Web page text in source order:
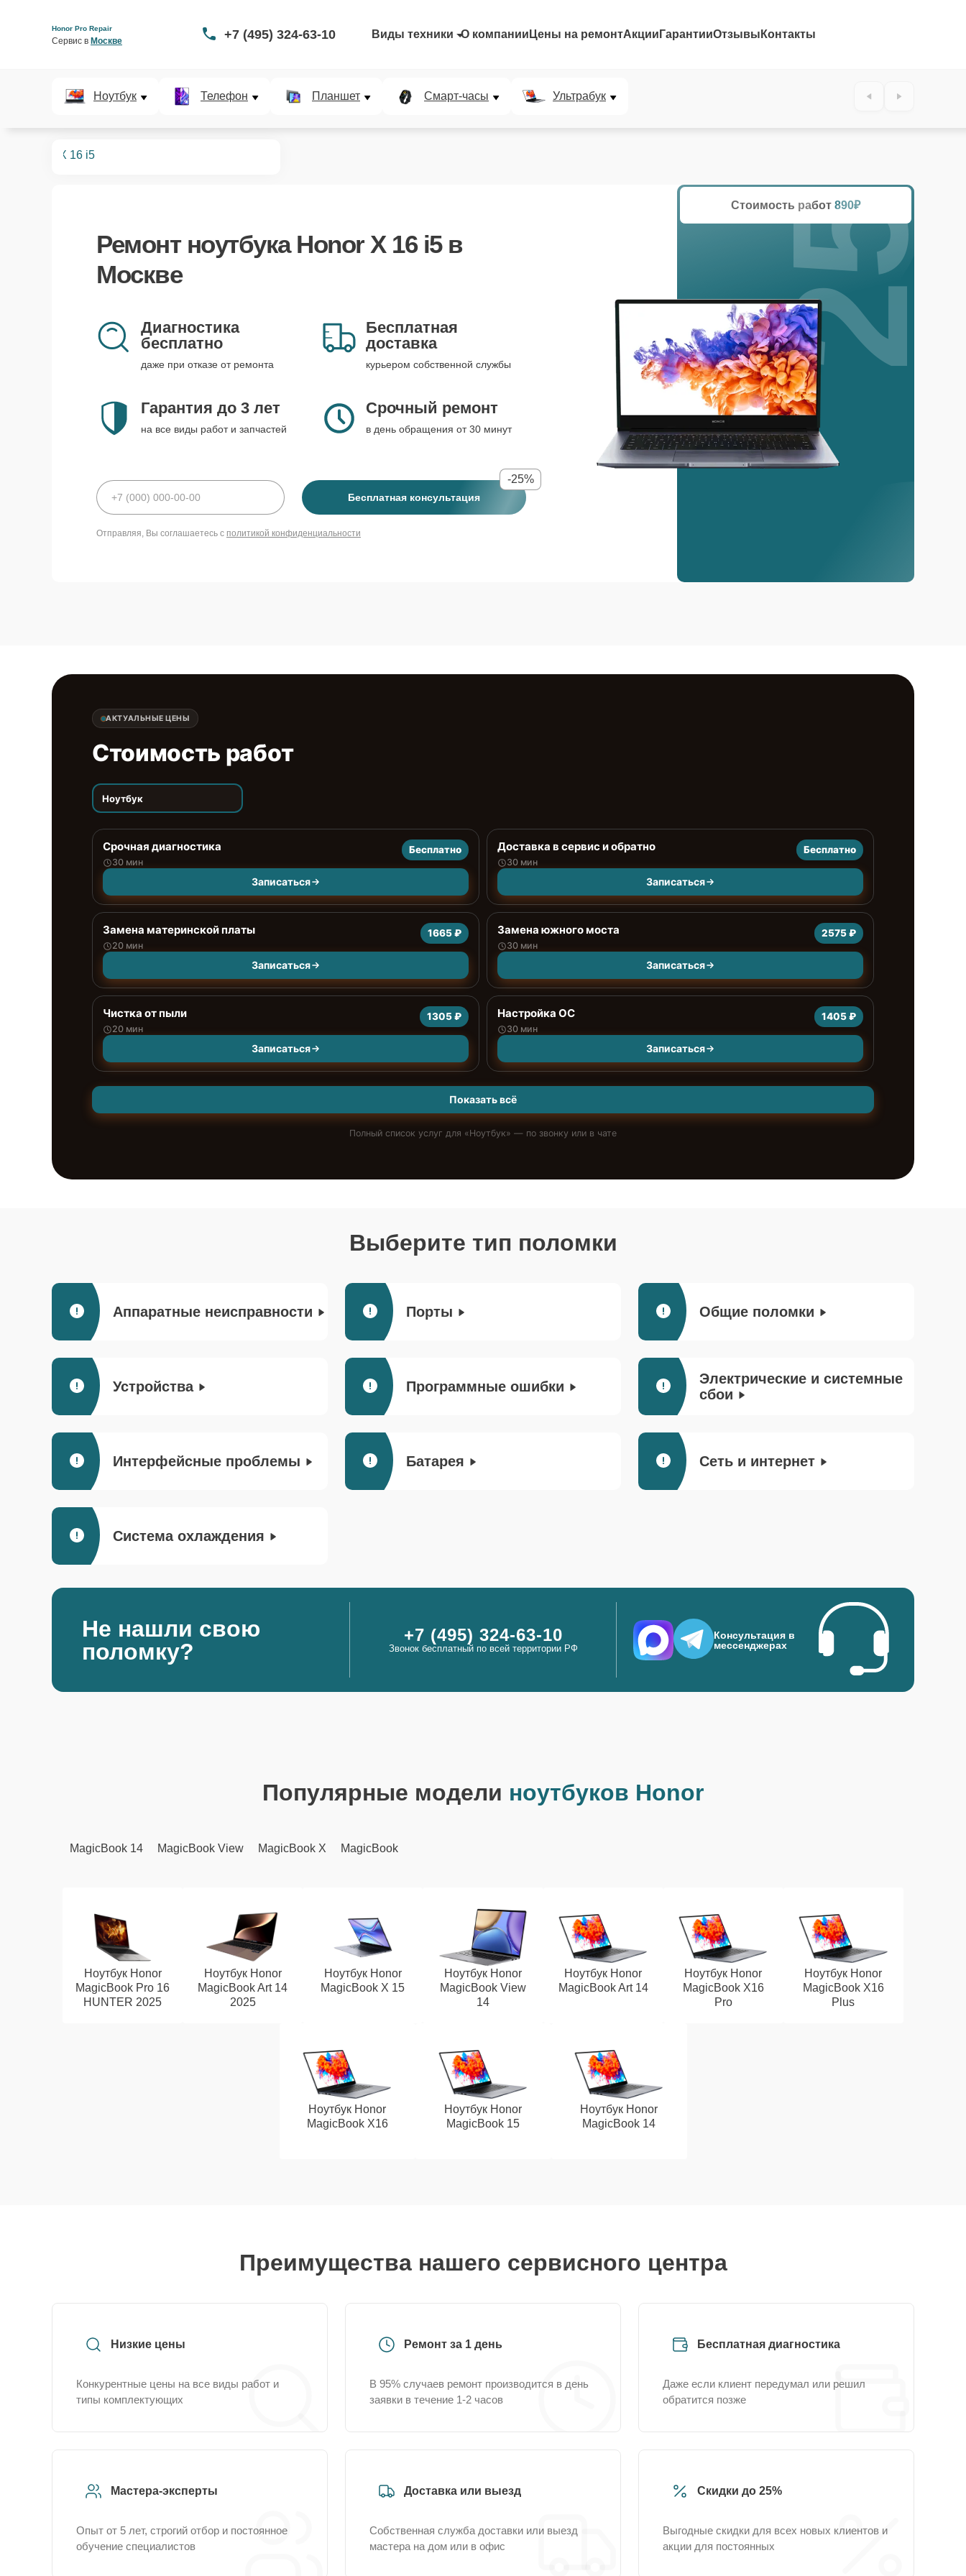
Honor Pro Repair
Сервис в Москве +7 (495) 324-63-10 Виды техники О компании Цены на ремонтАкции ГарантииОтзывы Контакты
Ноутбук Телефон Планшет Смарт-часы Ультрабук
X 16 i5
Ремонт ноутбука Honor X 16 i5в
Москве
Диагностика
бесплатно
даже при отказе от ремонта
Бесплатная
доставка
курьером собственной службы
Гарантия до 3 лет
на все виды работ и запчастей
Срочный ремонт
в день обращения от 30 минут
Бесплатная консультация
-25%
Отправляя, Вы соглашаетесь с политикой конфиденциальности
Стоимость работ 890₽
25%
АКТУАЛЬНЫЕ ЦЕНЫ
Стоимость работ
Ноутбук
Срочная диагностика
30 мин
Бесплатно
Записаться
Доставка в сервис и обратно
30 мин
Бесплатно
Записаться
Замена материнской платы
20 мин
1665 ₽
Записаться
Замена южного моста
30 мин
2575 ₽
Записаться
Чистка от пыли
20 мин
1305 ₽
Записаться
Настройка ОС
30 мин
1405 ₽
Записаться
Показать всё
Полный список услуг для «Ноутбук» — по звонку или в чате
Выберите тип поломки
Аппаратные неисправности Порты Общие поломки
Устройства Программные ошибки
Электрические и системные
сбои
Интерфейсные проблемы Батарея Сеть и интернет
Система охлаждения
Не нашли свою
поломку?
+7 (495) 324-63-10
Звонок бесплатный по всей территории РФ
Консультация в
мессенджерах
Популярные модели ноутбуков Honor
MagicBook 14 MagicBook View MagicBook X MagicBook
Ноутбук Honor
MagicBook Pro 16
HUNTER 2025
Ноутбук Honor
MagicBook Art 14
2025
Ноутбук Honor
MagicBook X 15
Ноутбук Honor
MagicBook View
14
Ноутбук Honor
MagicBook Art 14
Ноутбук Honor
MagicBook X16
Pro
Ноутбук Honor
MagicBook X16
Plus
Ноутбук Honor
MagicBook X16
Ноутбук Honor
MagicBook 15
Ноутбук Honor
MagicBook 14
Преимущества нашего сервисного центра
Низкие цены
Конкурентные цены на все виды работ и
типы комплектующих
Ремонт за 1 день
В 95% случаев ремонт производится в день
заявки в течение 1-2 часов
Бесплатная диагностика
Даже если клиент передумал или решил
обратится позже
Мастера-эксперты
Опыт от 5 лет, строгий отбор и постоянное
обучение специалистов
Доставка или выезд
Собственная служба доставки или выезд
мастера на дом или в офис
Скидки до 25%
Выгодные скидки для всех новых клиентов и
акции для постоянных